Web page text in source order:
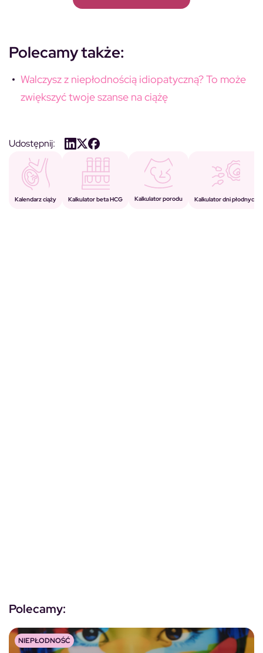
Polecamy także:
Walczysz z niepłodnością idiopatyczną? To może
zwiększyć twoje szanse na ciążę
Udostępnij:
Kalendarz ciąży Kalkulator beta HCG Kalkulator porodu Kalkulator dni płodnych
Polecamy:
NIEPŁODNOŚĆ